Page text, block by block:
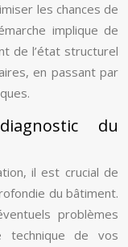
les chances de
implique de
de l’état structurel
en passant par
du
il est crucial de
du bâtiment.
problèmes
technique de vos